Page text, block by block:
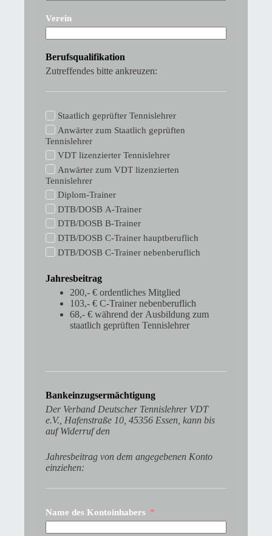
Verein
Berufsqualifikation
Zutreffendes bitte ankreuzen:
Staatlich geprüfter Tennislehrer
Anwärter zum Staatlich geprüften
Tennislehrer
VDT lizenzierter Tennislehrer
Anwärter zum VDT lizenzierten
Tennislehrer
Diplom-Trainer
DTB/DOSB A-Trainer
DTB/DOSB B-Trainer
DTB/DOSB C-Trainer hauptberuflich
DTB/DOSB C-Trainer nebenberuflich
Jahresbeitrag
200,- € ordentliches Mitglied
103,- € C-Trainer nebenberuflich
68,- € während der Ausbildung zum
staatlich geprüften Tennislehrer
Bankeinzugsermächtigung
Der Verband Deutscher Tennislehrer VDT
e.V., Hafenstraße 10, 45356 Essen, kann bis
auf Widerruf den
Jahresbeitrag von dem angegebenen Konto
einziehen:
Name des Kontoinhabers